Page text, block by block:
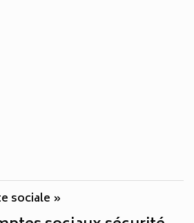
sociale »